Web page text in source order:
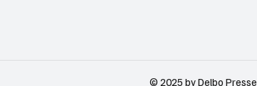
© 2025 by Delbo Presse